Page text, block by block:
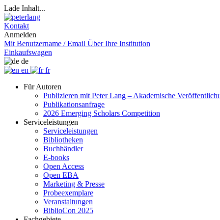
Lade Inhalt...
Kontakt
Anmelden
Mit Benutzername / Email Über Ihre Institution
Einkaufswagen
de
en
fr
Für Autoren
Publizieren mit Peter Lang – Akademische
Publikationsanfrage
2026 Emerging Scholars Competition
Serviceleistungen
Serviceleistungen
Bibliotheken
Buchhändler
E-books
Open Access
Open EBA
Marketing & Presse
Probeexemplare
Veranstaltungen
BiblioCon 2025